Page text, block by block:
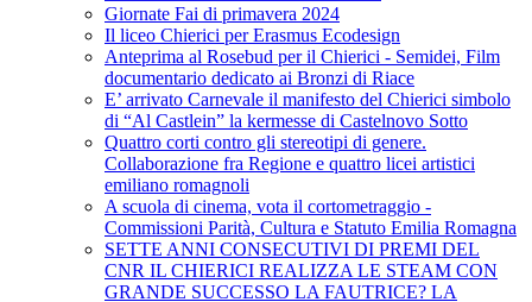
Giornate Fai di primavera 2024
Il liceo Chierici per Erasmus Ecodesign
Anteprima al Rosebud per il Chierici - Semidei, Film
documentario dedicato ai Bronzi di Riace
E’ arrivato Carnevale il manifesto del Chierici simbolo
di “Al Castlein” la kermesse di Castelnovo Sotto
Quattro corti contro gli stereotipi di genere.
Collaborazione fra Regione e quattro licei artistici
emiliano romagnoli
A scuola di cinema, vota il cortometraggio -
Commissioni Parità, Cultura e Statuto Emilia Romagna
SETTE ANNI CONSECUTIVI DI PREMI DEL
CNR IL CHIERICI REALIZZA LE STEAM CON
GRANDE SUCCESSO LA FAUTRICE? LA